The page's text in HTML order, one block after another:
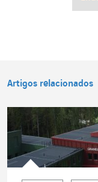
Artigos relacionados